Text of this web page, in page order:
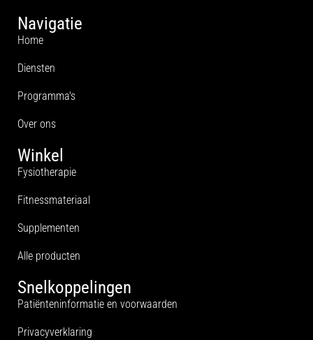
Navigatie
Home
Diensten
Programma's
Over ons
Winkel
Fysiotherapie
Fitnessmateriaal
Supplementen
Alle producten
Snelkoppelingen
Patiënteninformatie en voorwaarden
Privacyverklaring